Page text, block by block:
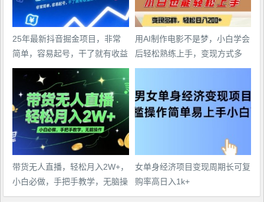
25年最新抖音掘金项目，非常
简单，容易起号，干了就有收益
那种
用AI制作电影不是梦，小白学会
后轻松熟练上手，变现方式多
样，日入2张+
带货无人直播，轻松月入2W+，
小白必做，手把手教学，无脑操
作(附学习资料)
女单身经济项目变现周期长可复
购率高日入1k+